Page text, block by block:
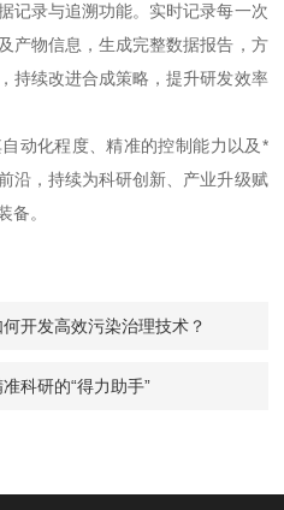
录与追溯功能。实时记录每一次
产物信息，生成完整数据报告，方
持续改进合成策略，提升研发效率
化程度、精准的控制能力以及*
沿，持续为科研创新、产业升级赋
备。
开发高效污染治理技术？
科研的“得力助手”